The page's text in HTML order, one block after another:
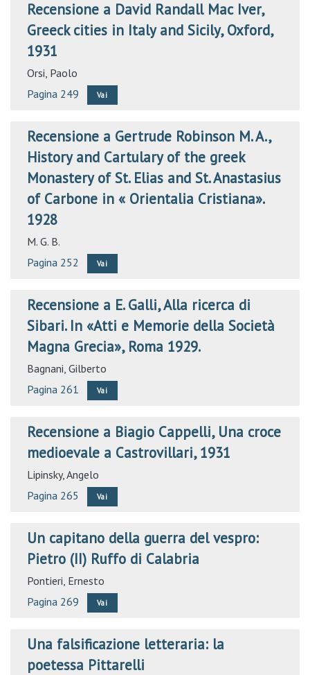
Recensione a David Randall Mac Iver,
Greeck cities in Italy and Sicily, Oxford,
1931
Orsi, Paolo
Pagina 249
Vai
Recensione a Gertrude Robinson M. A.,
History and Cartulary of the greek
Monastery of St. Elias and St. Anastasius
of Carbone in « Orientalia Cristiana».
1928
M. G. B.
Pagina 252
Vai
Recensione a E. Galli, Alla ricerca di
Sibari. In «Atti e Memorie della Società
Magna Grecia», Roma 1929.
Bagnani, Gilberto
Pagina 261
Vai
Recensione a Biagio Cappelli, Una croce
medioevale a Castrovillari, 1931
Lipinsky, Angelo
Pagina 265
Vai
Un capitano della guerra del vespro:
Pietro (II) Ruffo di Calabria
Pontieri, Ernesto
Pagina 269
Vai
Una falsificazione letteraria: la
poetessa Pittarelli